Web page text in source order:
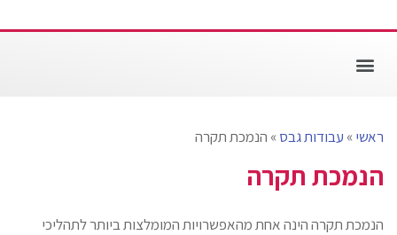
ראשי» עבודות גבס» הנמכת תקרה
הנמכת תקרה
הנמכת תקרה הינה אחת מהאפשרויות המומלצות ביותר לתהליכי